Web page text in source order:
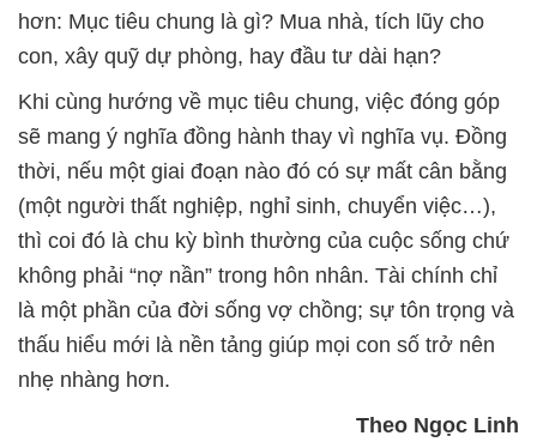
hơn: Mục tiêu chung là gì? Mua nhà, tích lũy cho
con, xây quỹ dự phòng, hay đầu tư dài hạn?
Khi cùng hướng về mục tiêu chung, việc đóng góp
sẽ mang ý nghĩa đồng hành thay vì nghĩa vụ. Đồng
thời, nếu một giai đoạn nào đó có sự mất cân bằng
(một người thất nghiệp, nghỉ sinh, chuyển việc…),
thì coi đó là chu kỳ bình thường của cuộc sống chứ
không phải “nợ nần” trong hôn nhân. Tài chính chỉ
là một phần của đời sống vợ chồng; sự tôn trọng và
thấu hiểu mới là nền tảng giúp mọi con số trở nên
nhẹ nhàng hơn.
Theo Ngọc Linh